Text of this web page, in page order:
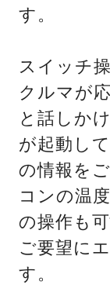
す。
スイッチ
クルマが
と話しか
が起動し
の情報を
コンの温
の操作も
ご要望に
す。